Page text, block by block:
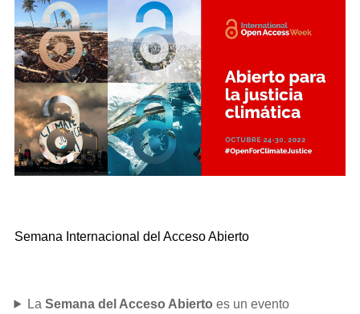
Semana Internacional del Acceso Abierto
LaSemana del Acceso Abierto es un evento